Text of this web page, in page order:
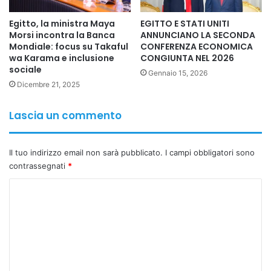
• Canale di Suez
• Bab el-Mandeb
• Stretto di Malacca
• Bosforo e Dardanelli
strategico e militare.
potrebbe provocare shock energetici globali, con un
aumento dei prezzi del petrolio, effetti sull’inflazione e
Egitto, la ministra Maya
Morsi incontra la Banca
Mondiale: focus su Takaful
wa Karama e inclusione
sociale
Dicembre 21, 2025
EGITTO E STATI UNITI
ANNUNCIANO LA SECONDA
CONFERENZA ECONOMICA
CONGIUNTA NEL 2026
Gennaio 15, 2026
Lascia un commento
Il tuo indirizzo email non sarà pubblicato. I campi obbligatori sono
contrassegnati *